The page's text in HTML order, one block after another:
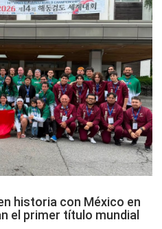
historia con México en
el primer título mundial